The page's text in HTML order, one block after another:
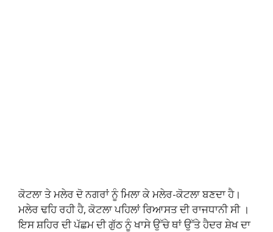
ਕੋਟਲਾ ਤੇ ਮਲੇਰ ਦੋ ਨਗਰਾਂ ਨੂੰ ਮਿਲਾ ਕੇ ਮਲੇਰ-ਕੋਟਲਾ ਬਣਦਾ ਹੈ।
ਮਲੇਰ ਢਹਿ ਰਹੀ ਹੈ, ਕੋਟਲਾ ਪਹਿਲਾਂ ਰਿਆਸਤ ਦੀ ਰਾਜਧਾਨੀ ਸੀ ।
ਇਸ ਸ਼ਹਿਰ ਦੀ ਪੱਛਮ ਦੀ ਗੁੱਠ ਨੂੰ ਖਾਸੇ ਉੱਚੇ ਥਾਂ ਉੱਤੇ ਹੈਦਰ ਸ਼ੇਖ ਦਾ